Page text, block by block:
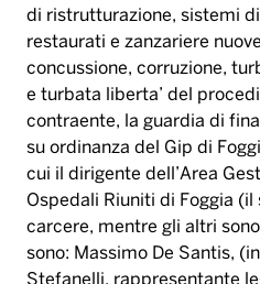
di ristrutturazione, sistemi
restaurati e zanzariere
concussione, corruzione,
e turbata liberta’ del
contraente, la guardia di
su ordinanza del Gip di
cui il dirigente dell’Area
Ospedali Riuniti di Foggia
carcere, mentre gli altri
sono: Massimo De Santis,
Stefanelli, rappresentante